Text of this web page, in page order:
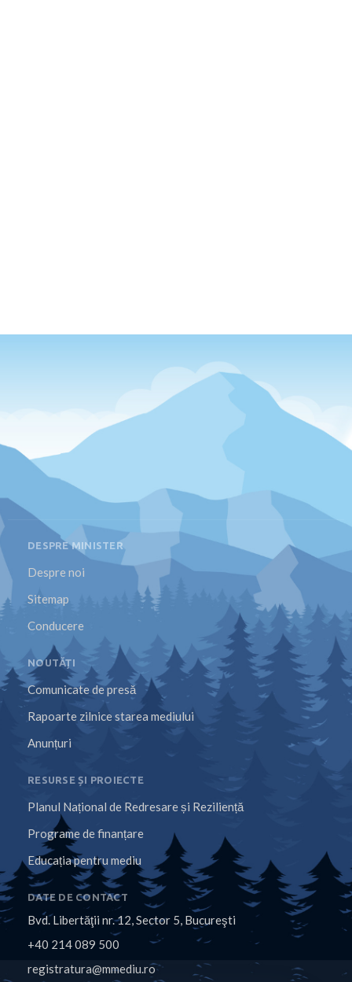
DESPRE MINISTER
Despre noi
Sitemap
Conducere
NOUTĂȚI
Comunicate de presă
Rapoarte zilnice starea mediului
Anunțuri
RESURSE ȘI PROIECTE
Planul Național de Redresare și Reziliență
Programe de finanțare
Educația pentru mediu
DATE DE CONTACT
Bvd. Libertăţii nr. 12, Sector 5, Bucureşti
+40 214 089 500
registratura@mmediu.ro